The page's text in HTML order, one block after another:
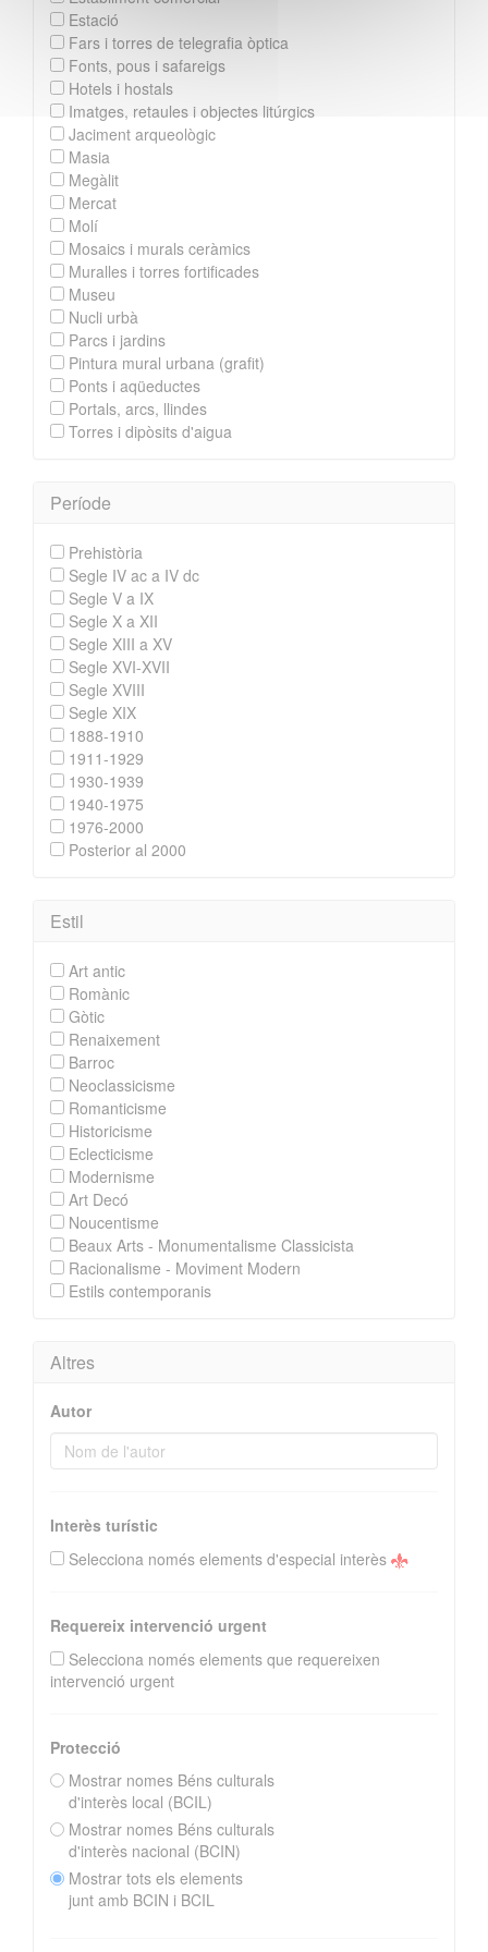
Estació
Fars i torres de telegrafia òptica
Fonts, pous i safareigs
Hotels i hostals
Imatges, retaules i objectes litúrgics
Jaciment arqueològic
Masia
Megàlit
Mercat
Molí
Mosaics i murals ceràmics
Muralles i torres fortificades
Museu
Nucli urbà
Parcs i jardins
Pintura mural urbana (grafit)
Ponts i aqüeductes
Portals, arcs, llindes
Torres i dipòsits d'aigua
Període
Prehistòria
Segle IV ac a IV dc
Segle V a IX
Segle X a XII
Segle XIII a XV
Segle XVI-XVII
Segle XVIII
Segle XIX
1888-1910
1911-1929
1930-1939
1940-1975
1976-2000
Posterior al 2000
Estil
Art antic
Romànic
Gòtic
Renaixement
Barroc
Neoclassicisme
Romanticisme
Historicisme
Eclecticisme
Modernisme
Art Decó
Noucentisme
Beaux Arts - Monumentalisme Classicista
Racionalisme - Moviment Modern
Estils contemporanis
Altres
Autor
Interès turístic
Selecciona només elements d'especial interès
Requereix intervenció urgent
Selecciona només elements que requereixen
intervenció urgent
Protecció
Mostrar nomes Béns culturals
d'interès local (BCIL)
Mostrar nomes Béns culturals
d'interès nacional (BCIN)
Mostrar tots els elements
junt amb BCIN i BCIL